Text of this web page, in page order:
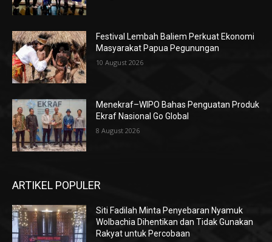
Festival Lembah Baliem Perkuat Ekonomi
Masyarakat Papua Pegunungan
10 August 2026
Menekraf–WIPO Bahas Penguatan Produk
Ekraf Nasional Go Global
8 August 2026
ARTIKEL POPULER
Siti Fadilah Minta Penyebaran Nyamuk
Wolbachia Dihentikan dan Tidak Gunakan
Rakyat untuk Percobaan